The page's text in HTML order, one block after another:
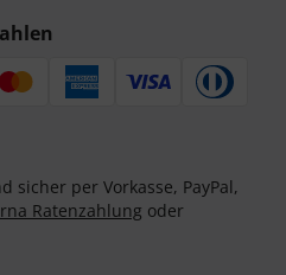
sicher per Vorkasse, PayPal,
Ratenzahlung oder